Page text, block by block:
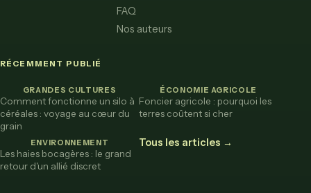
FAQ
Nos auteurs
RÉCEMMENT PUBLIÉ
GRANDES CULTURES
Comment fonctionne un silo à
céréales : voyage au cœur du
grain
ÉCONOMIE AGRICOLE
Foncier agricole : pourquoi les
terres coûtent si cher
ENVIRONNEMENT
Les haies bocagères : le grand
retour d'un allié discret
Tous les articles →